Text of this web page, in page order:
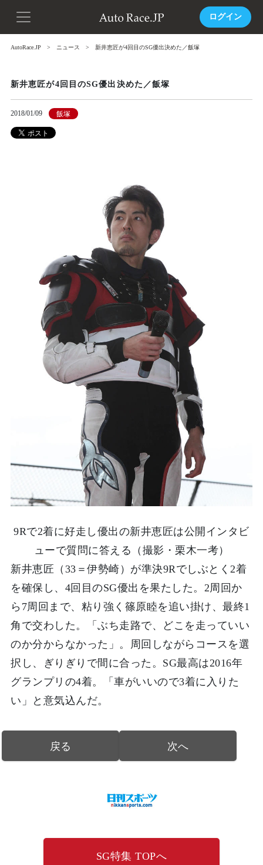
ログイン
AutoRace.JP ニュース 新井恵匠が4回目のSG優出決めた／飯塚
新井恵匠が4回目のSG優出決めた／飯塚
2018/01/09 飯塚
9Rで2着に好走し優出の新井恵匠は公開インタビ
ューで質問に答える（撮影・栗木一考）
新井恵匠（33＝伊勢崎）が準決9Rでしぶとく2着
を確保し、4回目のSG優出を果たした。2周回か
ら7周回まで、粘り強く篠原睦を追い掛け、最終1
角で交わした。「ぶち走路で、どこを走っていい
のか分からなかった」。周回しながらコースを選
択し、ぎりぎりで間に合った。SG最高は2016年
グランプリの4着。「車がいいので3着に入りた
い」と意気込んだ。
戻る 次へ
SG特集 TOPへ